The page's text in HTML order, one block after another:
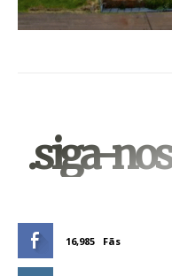
.siga-nos
16,985 Fãs